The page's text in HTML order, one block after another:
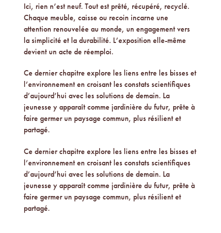
Ici, rien n’est neuf. Tout est prêté, récupéré, recyclé.
Chaque meuble, caisse ou recoin incarne une
attention renouvelée au monde, un engagement vers
la simplicité et la durabilité. L’exposition elle-même
devient un acte de réemploi.
Ce dernier chapitre explore les liens entre les bisses et
l’environnement en croisant les constats scientifiques
d’aujourd’hui avec les solutions de demain. La
jeunesse y apparaît comme jardinière du futur, prête à
faire germer un paysage commun, plus résilient et
partagé.
Ce dernier chapitre explore les liens entre les bisses et
l’environnement en croisant les constats scientifiques
d’aujourd’hui avec les solutions de demain. La
jeunesse y apparaît comme jardinière du futur, prête à
faire germer un paysage commun, plus résilient et
partagé.